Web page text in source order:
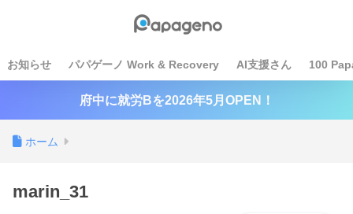
お知らせ パパゲーノ Work & Recovery AI支援さん 100
府中に就労Bを2026年5月OPEN！
ホーム
marin_31